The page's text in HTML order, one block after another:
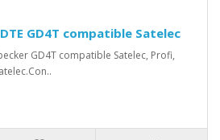
GD4T compatible Satelec
GD4T compatible Satelec, Profi,